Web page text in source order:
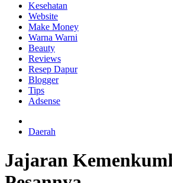
Kesehatan
Website
Make Money
Warna Warni
Beauty
Reviews
Resep Dapur
Blogger
Tips
Adsense
Daerah
Jajaran